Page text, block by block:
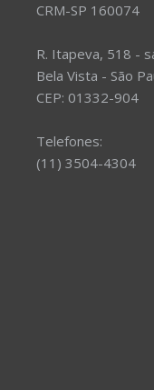
CRM-SP 160074
R. Itapeva, 518 -
Bela Vista - São
CEP: 01332-904
Telefones:
(11) 3504-4304